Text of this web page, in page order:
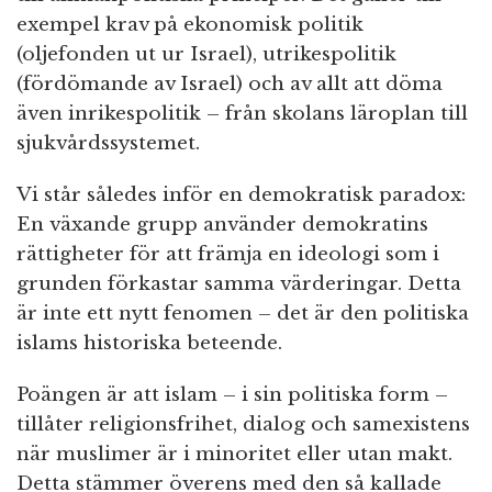
exempel krav på ekonomisk politik
(oljefonden ut ur Israel), utrikespolitik
(fördömande av Israel) och av allt att döma
även inrikespolitik – från skolans läroplan till
sjukvårdssystemet.
Vi står således inför en demokratisk paradox:
En växande grupp använder demokratins
rättigheter för att främja en ideologi som i
grunden förkastar samma värderingar. Detta
är inte ett nytt fenomen – det är den politiska
islams historiska beteende.
Poängen är att islam – i sin politiska form –
tillåter religionsfrihet, dialog och samexistens
när muslimer är i minoritet eller utan makt.
Detta stämmer överens med den så kallade